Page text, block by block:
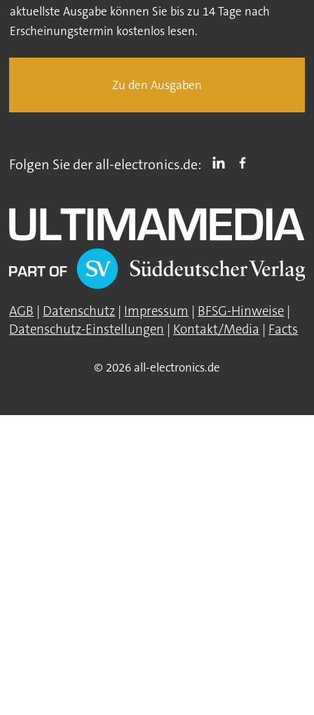
aktuellste Ausgabe können Sie bis zu 14 Tage nach
Erscheinungstermin kostenlos lesen.
Zu den Ausgaben
Folgen Sie der all-electronics.de:
AGB | Datenschutz | Impressum | BFSG-Hinweise |
Datenschutz-Einstellungen | Kontakt/Media | Facts
© 2026 all-electronics.de